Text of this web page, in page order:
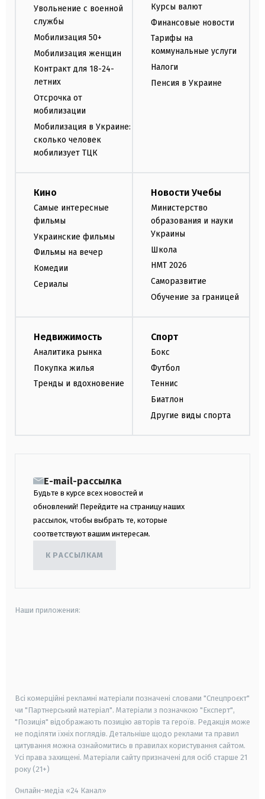
Увольнение с военной
службы
Мобилизация 50+
Мобилизация женщин
Контракт для 18-24-
летних
Отсрочка от
мобилизации
Мобилизация в Украине:
сколько человек
мобилизует ТЦК
Курсы валют
Финансовые новости
Тарифы на
коммунальные услуги
Налоги
Пенсия в Украине
Кино
Самые интересные
фильмы
Украинские фильмы
Фильмы на вечер
Комедии
Сериалы
Новости Учебы
Министерство
образования и науки
Украины
Школа
НМТ 2026
Саморазвитие
Обучение за границей
Недвижимость
Аналитика рынка
Покупка жилья
Тренды и вдохновение
Спорт
Бокс
Футбол
Теннис
Биатлон
Другие виды спорта
E-mail-рассылка
Будьте в курсе всех новостей и
обновлений! Перейдите на страницу наших
рассылок, чтобы выбрать те, которые
соответствуют вашим интересам.
К РАССЫЛКАМ
Наши приложения:
Всі комерційні рекламні матеріали позначені словами "Спецпроєкт"
чи "Партнерський матеріал". Матеріали з позначкою "Експерт",
"Позиція" відображають позицію авторів та героїв. Редакція може
не поділяти їхніх поглядів. Детальніше щодо реклами та правил
цитування можна ознайомитись в правилах користування сайтом.
Усі права захищені. Матеріали сайту призначені для осіб старше 21
року (21+)
Онлайн-медіа «24 Канал»